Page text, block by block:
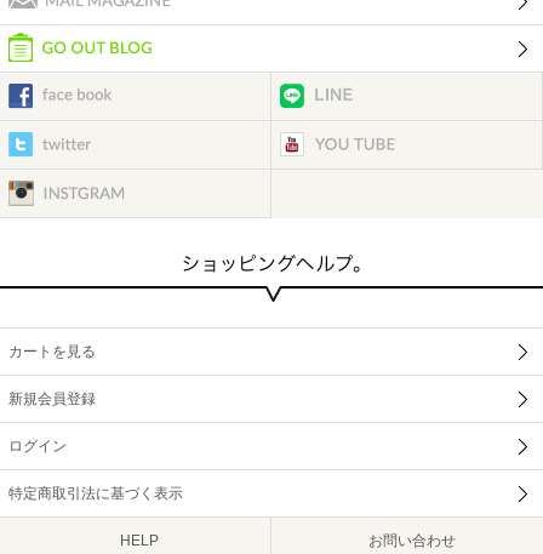
カートを見る
新規会員登録
ログイン
特定商取引法に基づく表示
HELP お問い合わせ